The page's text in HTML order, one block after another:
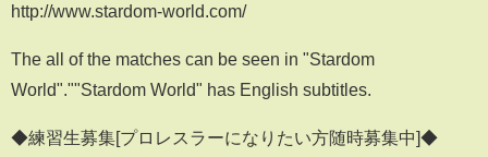
http://www.stardom-world.com/
The all of the matches can be seen in "Stardom
World".""Stardom World" has English subtitles.
◆練習生募集[プロレスラーになりたい方随時募集中]◆